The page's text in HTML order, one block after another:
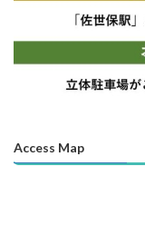
Access Map